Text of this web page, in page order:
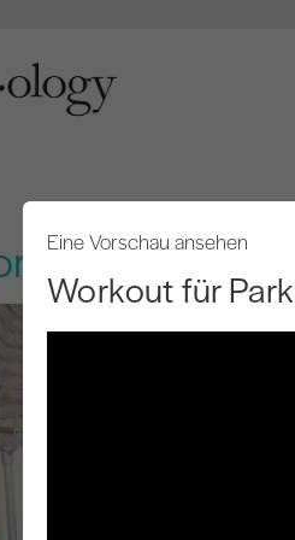
für
Eine Vorschau ansehen
Workout für